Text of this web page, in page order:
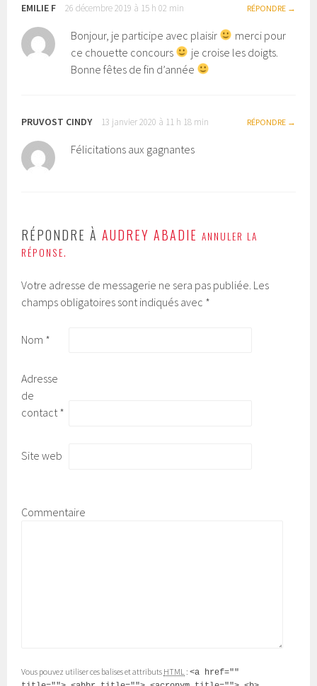
EMILIE F 26 décembre 2019 à 15 h 02 min RÉPONDRE
Bonjour, je participe avec plaisir
merci pour
ce chouette concours
je croise les doigts.
Bonne fêtes de fin d’année
PRUVOST CINDY 13 janvier 2020 à 11 h 18 min RÉPONDRE
Félicitations aux gagnantes
RÉPONDRE ÀAUDREY ABADIE ANNULER LA
RÉPONSE.
Votre adresse de messagerie ne sera pas publiée. Les
champs obligatoires sont indiqués avec *
Nom *
Adresse
de
contact*
Site web
Commentaire
Vous pouvez utiliser ces balises et attributs HTML :<a href=""